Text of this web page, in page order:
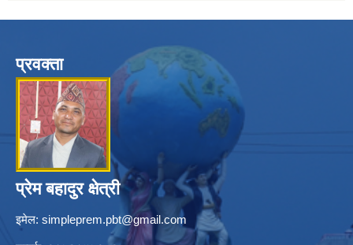
प्रवक्ता
प्रेम बहादुर क्षेत्री
इमेल: simpleprem.pbt@gmail.com